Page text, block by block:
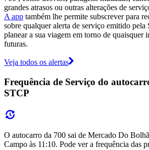
grandes atrasos ou outras alterações de
A app também lhe permite subscrever para
sobre qualquer alerta de serviço emitido pela
planear a sua viagem em torno de quaisquer
futuras.
Veja todos os alertas
Frequência de Serviço do
STCP
O autocarro da 700 sai de Mercado Do
Campo às 11:10. Pode ver a frequência das